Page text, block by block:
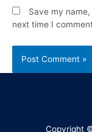
Save my
next time I
Copyright